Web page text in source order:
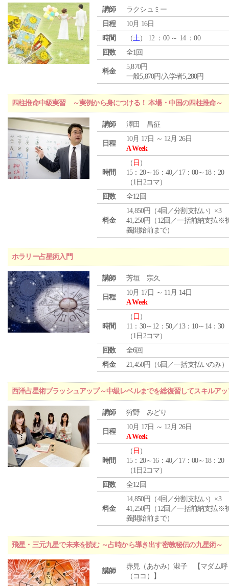
講師
ラクシュミー
日程
10月 16日
時間
（土） 12 ：00 ～ 14 ：00
回数
全1回
料金
5,870円
一般5,870円/入学者5,280円
四柱推命中級実習 ～実例から身につける！ 本場・中国の四柱推命～
講師 澤田 昌征
日程
10月 17日 ～ 12月 26日
A Week
時間
（ 日 ）
15：20～16：40／17：00～18：20
（1日2コマ）
回数
全12回
料金
14,850円（4回／分割支払い）×3
41,250円（12回／一括前納支払※
義開始前まで）
ホラリー占星術入門
講師 芳垣 宗久
日程
10月 17日 ～ 11月 14日
A Week
時間
（ 日 ）
11：30～12：50／13：10～14：30
（1日2コマ）
回数
全6回
料金
21,450円（6回／一括支払いのみ）
西洋占星術ブラッシュアップ～中級レベルまでを総復習してスキルア
講師 狩野 みどり
日程
10月 17日 ～ 12月 26日
A Week
時間
（ 日 ）
15：20～16：40／17：00～18：20
（1日2コマ）
回数
全12回
料金
14,850円（4回／分割支払い）×3
41,250円（12回／一括前納支払※
義開始前まで）
飛星・三元九星で未来を読む ～占時から導き出す密教秘伝の九星術～
講師
赤見（あかみ）淑子 【マダム呼
（ココ）】